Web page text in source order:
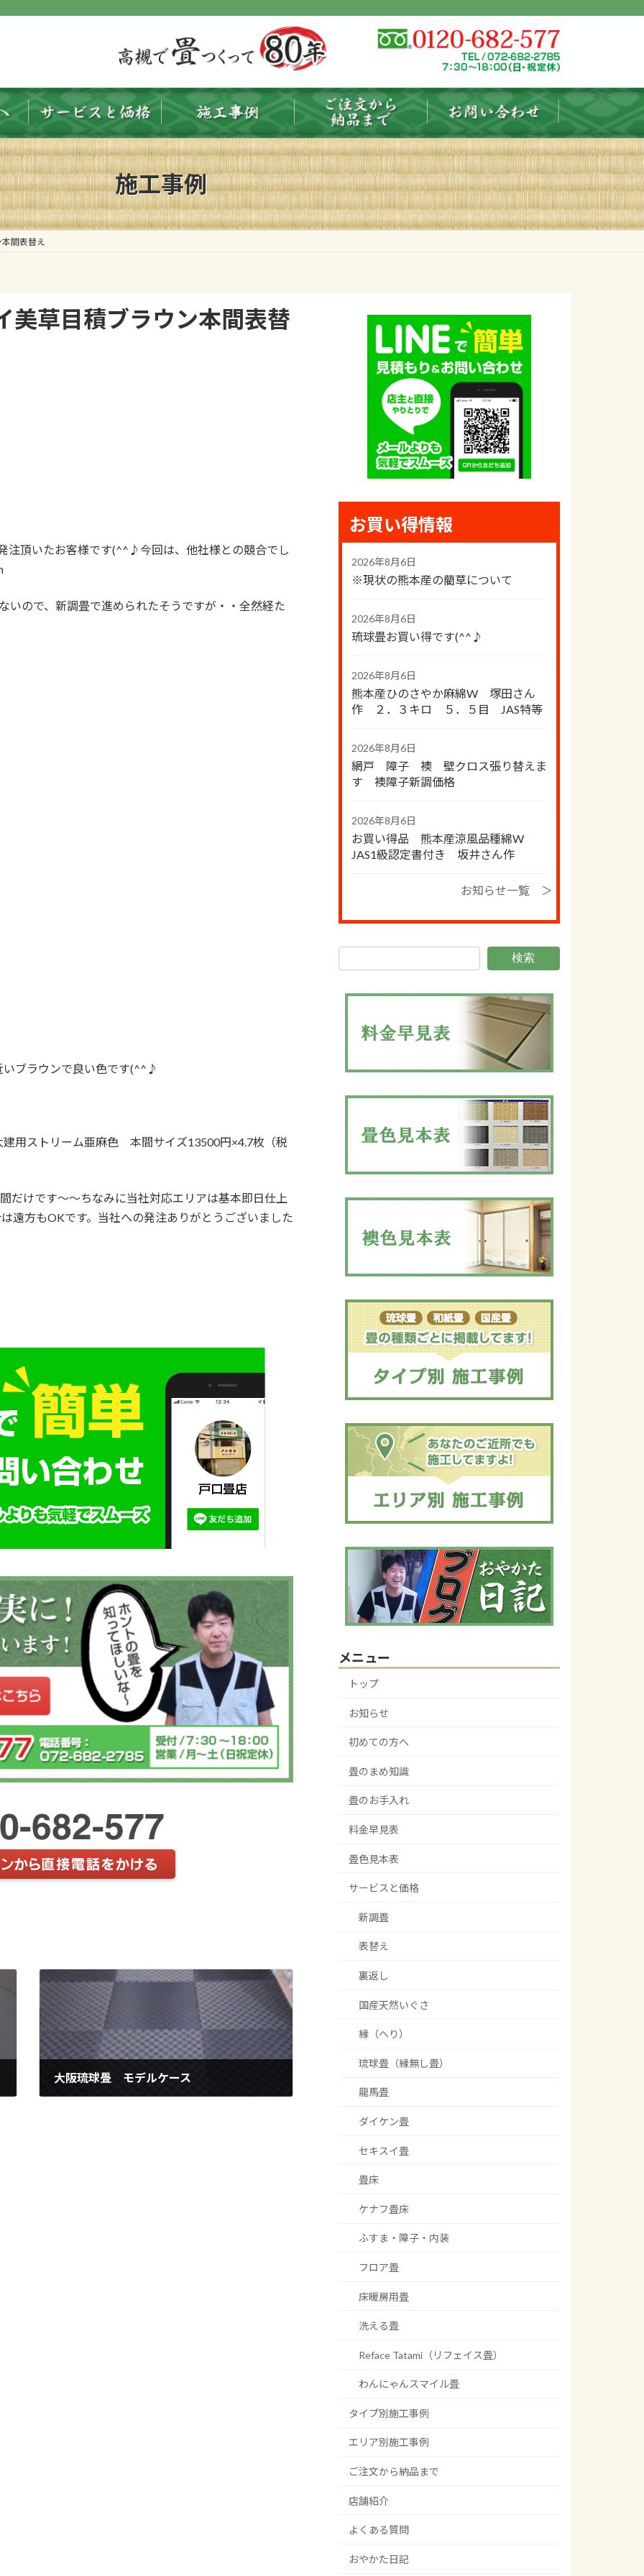
施工事例
間表替え
草目積ブラウン本間表替
注頂いたお客様です(^^♪今回は、他社様との競合でし
いので、新調畳で進められたそうですが・・全然経た
いブラウンで良い色です(^^♪
用ストリーム亜麻色 本間サイズ13500円×4.7枚（税
だけです～～ちなみに当社対応エリアは基本即日仕上
遠方もOKです。当社への発注ありがとうございました
大阪琉球畳 モデルケース
お買い得情報
2026年8月6日
※現状の熊本産の藺草について
2026年8月6日
琉球畳お買い得です(^^♪
2026年8月6日
熊本産ひのさやか麻綿W 塚田さん
作 ２．３キロ ５．５目 JAS特等
2026年8月6日
網戸 障子 襖 壁クロス張り替えま
す 襖障子新調価格
2026年8月6日
お買い得品 熊本産涼風品種綿W
JAS1級認定書付き 坂井さん作
お知らせ一覧 ＞
検索
メニュー
トップ
お知らせ
初めての方へ
畳のまめ知識
畳のお手入れ
料金早見表
畳色見本表
サービスと価格
新調畳
表替え
裏返し
国産天然いぐさ
縁（へり）
琉球畳（縁無し畳）
龍馬畳
ダイケン畳
セキスイ畳
畳床
ケナフ畳床
ふすま・障子・内装
フロア畳
床暖房用畳
洗える畳
Reface Tatami（リフェイス畳）
わんにゃんスマイル畳
タイプ別施工事例
エリア別施工事例
ご注文から納品まで
店舗紹介
よくある質問
おやかた日記